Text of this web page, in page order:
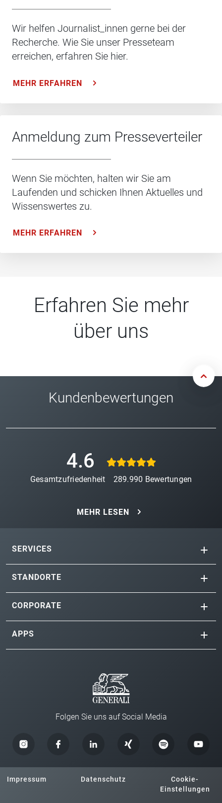
Wir helfen Journalist_innen gerne bei der
Recherche. Wie Sie unser Presseteam
erreichen, erfahren Sie hier.
MEHR ERFAHREN
Anmeldung zum Presseverteiler
Wenn Sie möchten, halten wir Sie am
Laufenden und schicken Ihnen Aktuelles und
Wissenswertes zu.
MEHR ERFAHREN
Erfahren Sie mehr
über uns
Kundenbewertungen
4.6
Gesamtzufriedenheit 289.990 Bewertungen
MEHR LESEN
SERVICES
STANDORTE
CORPORATE
APPS
Folgen Sie uns auf Social Media
Impressum Datenschutz
Cookie-
Einstellungen